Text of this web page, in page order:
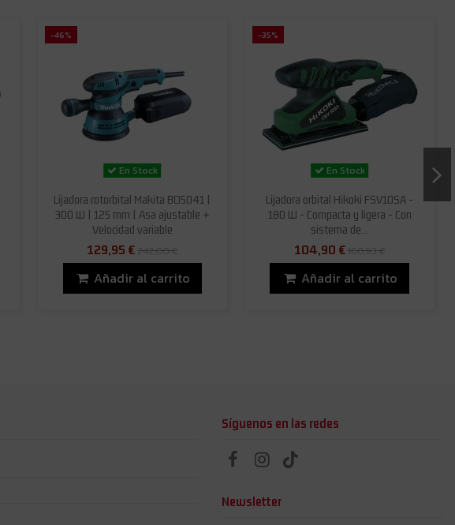
-46%
En Stock
Lijadora rotorbital Makita BO5041 |
300 W | 125 mm | Asa ajustable +
Velocidad variable
129,95 €242,00 €
Añadir al carrito
-35%
En Stock
Lijadora orbital Hikoki FSV10SA -
180 W - Compacta y ligera - Con
sistema de...
104,90 €160,93 €
Añadir al carrito
Síguenos en las redes
Newsletter